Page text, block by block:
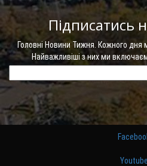
Підписатись
Головні Новини Тижня. Кожного дня
Найважливіші з них ми
Youtube